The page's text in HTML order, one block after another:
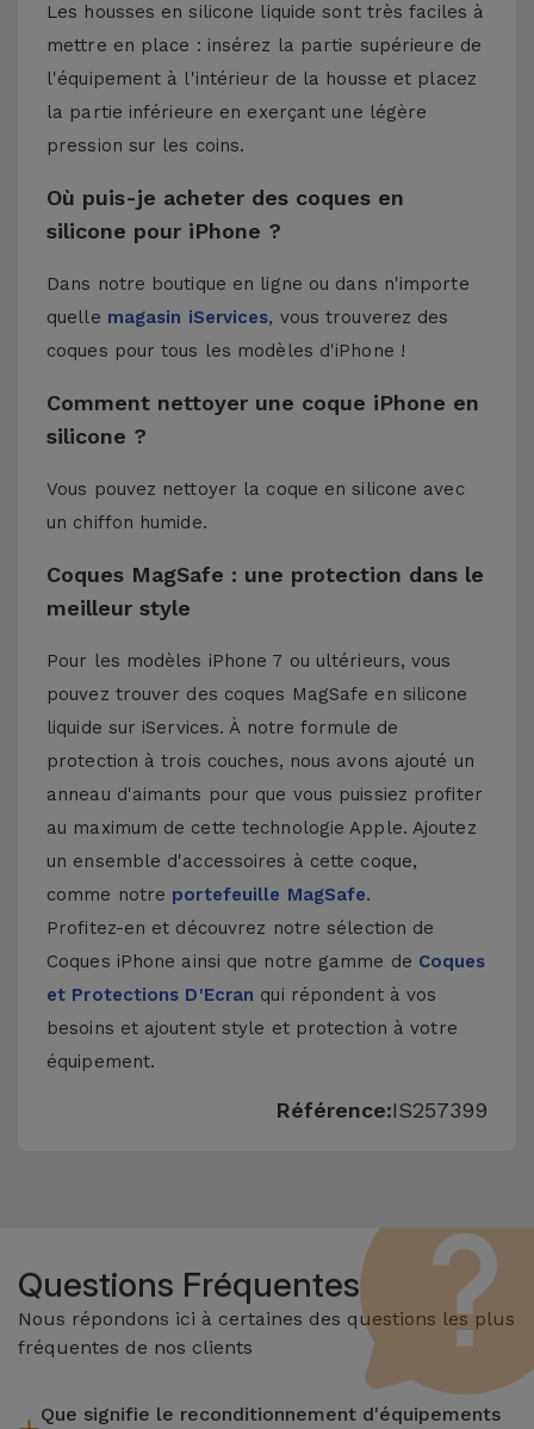
Les housses en silicone liquide sont très faciles à
mettre en place : insérez la partie supérieure de
l'équipement à l'intérieur de la housse et placez
la partie inférieure en exerçant une légère
pression sur les coins.
Où puis-je acheter des coques en
silicone pour iPhone ?
Dans notre boutique en ligne ou dans n'importe
quelle magasin iServices, vous trouverez des
coques pour tous les modèles d'iPhone !
Comment nettoyer une coque iPhone en
silicone ?
Vous pouvez nettoyer la coque en silicone avec
un chiffon humide.
Coques MagSafe : une protection dans le
meilleur style
Pour les modèles iPhone 7 ou ultérieurs, vous
pouvez trouver des coques MagSafe en silicone
liquide sur iServices. À notre formule de
protection à trois couches, nous avons ajouté un
anneau d'aimants pour que vous puissiez profiter
au maximum de cette technologie Apple. Ajoutez
un ensemble d'accessoires à cette coque,
comme notre portefeuille MagSafe.
Profitez-en et découvrez notre sélection de
Coques iPhone ainsi que notre gamme de Coques
et Protections D'Ecran qui répondent à vos
besoins et ajoutent style et protection à votre
équipement.
Référence:IS257399
Questions Fréquentes
Nous répondons ici à certaines des questions les plus
fréquentes de nos clients
Que signifie le reconditionnement d'équipements